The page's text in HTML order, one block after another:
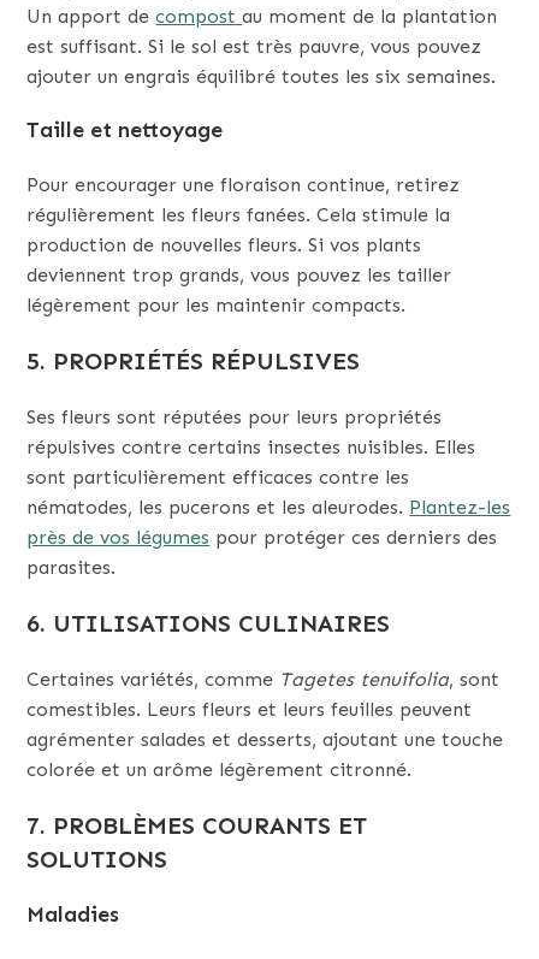
Un apport decompostau moment de la plantation
est suffisant. Si le sol est très pauvre, vous pouvez
ajouter un engrais équilibré toutes les six semaines.
Taille et nettoyage
Pour encourager une floraison continue, retirez
régulièrement les fleurs fanées. Cela stimule la
production de nouvelles fleurs. Si vos plants
deviennent trop grands, vous pouvez les tailler
légèrement pour les maintenir compacts.
5. PROPRIÉTÉS RÉPULSIVES
Ses fleurs sont réputées pour leurs propriétés
répulsives contre certains insectes nuisibles. Elles
sont particulièrement efficaces contre les
nématodes, les pucerons et les aleurodes. Plantez-les
près de vos légumes pour protéger ces derniers des
parasites.
6. UTILISATIONS CULINAIRES
Certaines variétés, comme Tagetes tenuifolia, sont
comestibles. Leurs fleurs et leurs feuilles peuvent
agrémenter salades et desserts, ajoutant une touche
colorée et un arôme légèrement citronné.
7. PROBLÈMES COURANTS ET
SOLUTIONS
Maladies